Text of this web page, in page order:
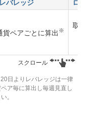
バレッジ ロ
貨ペアごとに算出 ※
取
スクロール
日よりレバレッジは一律
ア毎に算出し毎週見直し
。